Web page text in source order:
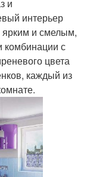
и
интерьер
ярким и смелым,
комбинации с
цвета
каждый из